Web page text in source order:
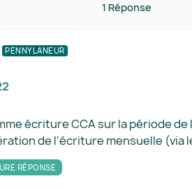
1 Réponse
PENNYLANEUR
écriture CCA sur la période
de l'écriture mensuelle (via
RÉPONSE